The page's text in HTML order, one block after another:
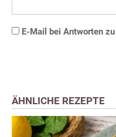
E-Mail bei Antworten
ÄHNLICHE REZEPTE